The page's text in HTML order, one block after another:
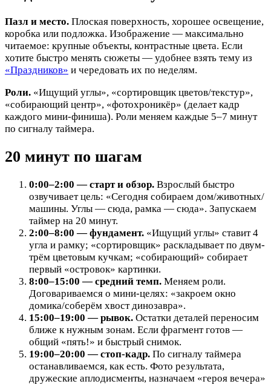
Пазл и место. Плоская поверхность, хорошее освещение,
коробка или подложка. Изображение — максимально
читаемое: крупные объекты, контрастные цвета. Если
хотите быстро менять сюжеты — удобнее взять тему из
«Праздников» и чередовать их по неделям.
Роли. «Ищущий углы», «сортировщик цветов/текстур»,
«собирающий центр», «фотохроникёр» (делает кадр
каждого мини-финиша). Роли меняем каждые 5–7 минут
по сигналу таймера.
20 минут по шагам
0:00–2:00 — старт и обзор. Взрослый быстро
озвучивает цель: «Сегодня собираем дом/животных/
машины. Углы — сюда, рамка — сюда». Запускаем
таймер на 20 минут.
2:00–8:00 — фундамент. «Ищущий углы» ставит 4
угла и рамку; «сортировщик» раскладывает по двум-
трём цветовым кучкам; «собирающий» собирает
первый «островок» картинки.
8:00–15:00 — средний темп. Меняем роли.
Договариваемся о мини-целях: «закроем окно
домика/соберём хвост динозавра».
15:00–19:00 — рывок. Остатки деталей переносим
ближе к нужным зонам. Если фрагмент готов —
общий «пять!» и быстрый снимок.
19:00–20:00 — стоп-кадр. По сигналу таймера
останавливаемся, как есть. Фото результата,
дружеские аплодисменты, назначаем «героя вечера»